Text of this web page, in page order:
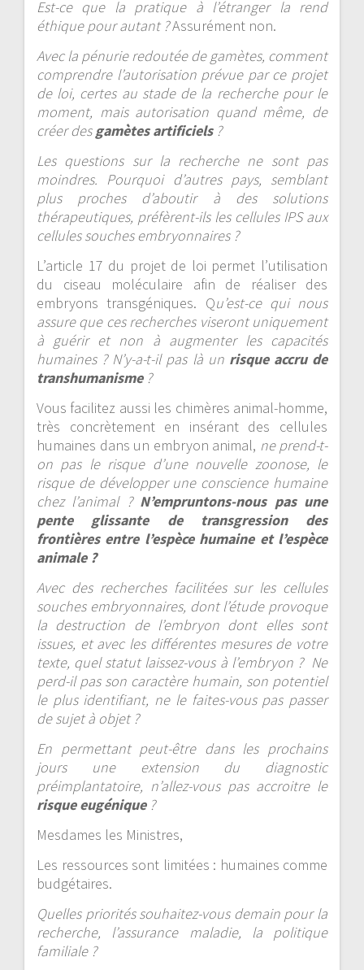
Est-ce que la pratique à l’étranger la rend
éthique pour autant ?Assurément non.
Avec la pénurie redoutée de gamètes, comment
comprendre l’autorisation prévue par ce projet
de loi, certes au stade de la recherche pour le
moment, mais autorisation quand même, de
créer desgamètes artificiels?
Les questions sur la recherche ne sont pas
moindres. Pourquoi d’autres pays, semblant
plus proches d’aboutir à des solutions
thérapeutiques, préfèrent-ils les cellules IPS aux
cellules souches embryonnaires ?
L’article 17 du projet de loi permet l’utilisation
du ciseau moléculaire afin de réaliser des
embryons transgéniques. Qu’est-ce qui nous
assure que ces recherches viseront uniquement
à guérir et non à augmenter les capacités
humaines ? N’y-a-t-il pas là un risque accru de
transhumanisme?
Vous facilitez aussi les chimères animal-homme,
très concrètement en insérant des cellules
humaines dans un embryon animal, ne prend-t-
on pas le risque d’une nouvelle zoonose, le
risque de développer une conscience humaine
chez l’animal ? N’empruntons-nous pas une
pente glissante de transgression des
frontières entre l’espèce humaine et l’espèce
animale ?
Avec des recherches facilitées sur les cellules
souches embryonnaires, dont l’étude provoque
la destruction de l’embryon dont elles sont
issues, et avec les différentes mesures de votre
texte, quel statut laissez-vous à l’embryon ? Ne
perd-il pas son caractère humain, son potentiel
le plus identifiant, ne le faites-vous pas passer
de sujet à objet ?
En permettant peut-être dans les prochains
jours une extension du diagnostic
préimplantatoire, n’allez-vous pas accroitre le
risque eugénique?
Mesdames les Ministres,
Les ressources sont limitées : humaines comme
budgétaires.
Quelles priorités souhaitez-vous demain pour la
recherche, l’assurance maladie, la politique
familiale ?